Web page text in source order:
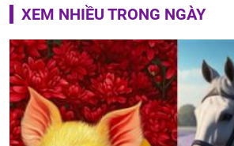
XEM NHIỀU TRONG NGÀY